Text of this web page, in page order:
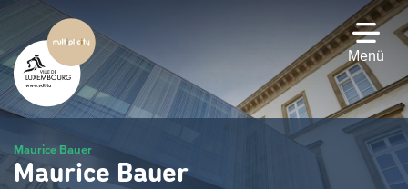
Hauptinhalt
gehen
Menü
Maurice Bauer
Maurice Bauer